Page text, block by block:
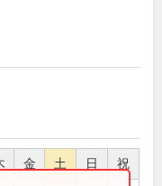
金 土 日 祝